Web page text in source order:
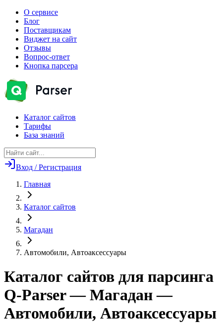
О сервисе
Блог
Поставщикам
Виджет на сайт
Отзывы
Вопрос-ответ
Кнопка парсера
Каталог сайтов
Тарифы
База знаний
Вход / Регистрация
Главная
Каталог сайтов
Магадан
Автомобили, Автоаксессуары
Каталог сайтов для парсинга
Q-Parser— Магадан —
Автомобили, Автоаксессуары